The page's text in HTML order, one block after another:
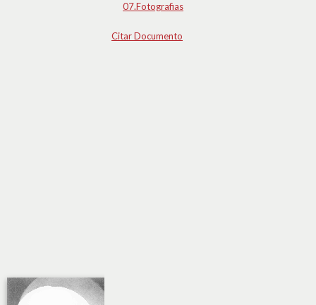
07.Fotografias
Citar Documento